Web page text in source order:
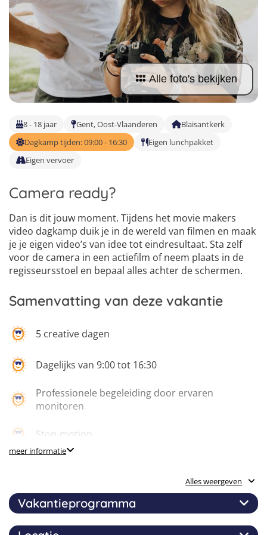
Malta
Nederland
Buitenland
Surfkampen Buitenland
Surfkampen 18+
Taalvakanties Duits
Taalvakanties Italiaans
Alle foto's bekijken
8 - 18 jaar Gent, Oost-Vlaanderen
Blaisantkerk
Dagkamp tijden: 09:00 - 16:30
Eigen lunchpakket
Eigen vervoer
Camera ready?
Dan is dit jouw moment. Tijdens het movie makers
video dagkamp duik je in de wereld van filmen en maak
je je eigen video’s van idee tot eindresultaat. Sta zelf
voor de camera in een actiefilm of neem plaats in de
regisseursstoel en bepaal alles achter de schermen.
Samenvatting van deze vakantie
5 creative dagen
Dagelijks van 9:00 tot 16:30
Professionele begeleiding door ervaren
monitoren
Stop-motion
Film met de nieuwste gear
Montages maken
meer informatie
Alles weergeven
Vakantieprogramma